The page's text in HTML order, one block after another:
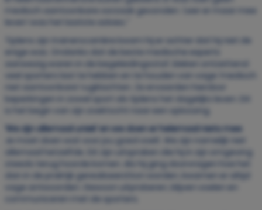
medisch aantoonbare oorzaak gevonden. ‘Leer er maar mee
leven’ was het laatste advies.”
Tijdens zijn trainerscarrière kwam hij er achter dat hij niet de
enige was. Ondanks dat de beste medische experts
aanwezig waren in de begeleidingsstaf, bleken ontzettend
veel sporters last te hebben en te houden van vage ‘medisch
niet aantoonbare’ rugklachten. Ze ervaarden hierdoor
beperkingen in zowel sport als tijdens het dagelijks leven. Dit
is het begin van zijn zoektocht naar een oplossing.
‘We zijn allemaal uniek’ en we doen er helemaal niets mee
Je moet doen wat voor jou goed voelt. We zijn namelijk niet
allemaal hetzelfde. Dit zijn uitspraken die hij in zijn omgeving
steeds terug hoorde komen. Als hij ging doorvragen hoe het
dan in de praktijk gerealiseerd kon worden, kwamen er altijd
vage antwoorden. Gewoon uitproberen, blijven voelen en
communiceren met de sporters.